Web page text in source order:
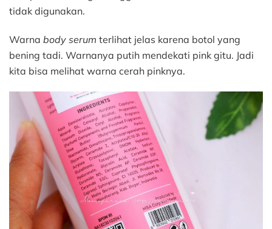
tidak digunakan.
Warna body serum terlihat jelas karena botol yang
bening tadi. Warnanya putih mendekati pink gitu. Jadi
kita bisa melihat warna cerah pinknya.